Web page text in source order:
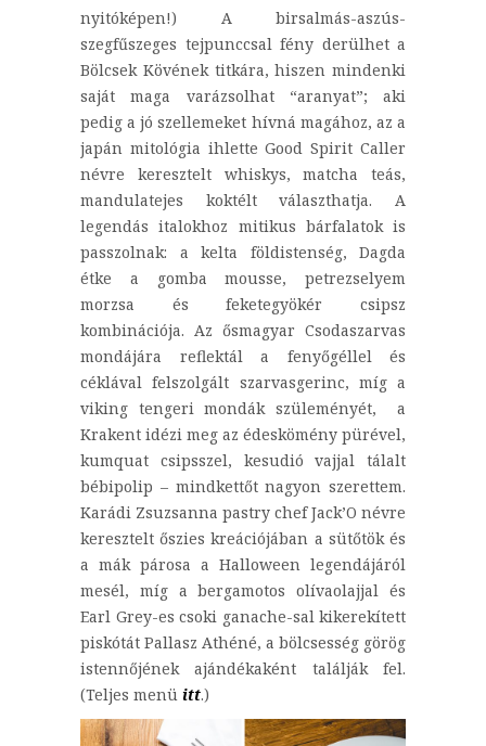
nyitóképen!) A birsalmás-aszús-
szegfűszeges tejpunccsal fény derülhet a
Bölcsek Kövének titkára, hiszen mindenki
saját maga varázsolhat “aranyat”; aki
pedig a jó szellemeket hívná magához, az a
japán mitológia ihlette Good Spirit Caller
névre keresztelt whiskys, matcha teás,
mandulatejes koktélt választhatja. A
legendás italokhoz mitikus bárfalatok is
passzolnak: a kelta földistenség, Dagda
étke a gomba mousse, petrezselyem
morzsa és feketegyökér csipsz
kombinációja. Az ősmagyar Csodaszarvas
mondájára reflektál a fenyőgéllel és
céklával felszolgált szarvasgerinc, míg a
viking tengeri mondák szüleményét, a
Krakent idézi meg az édeskömény pürével,
kumquat csipsszel, kesudió vajjal tálalt
bébipolip – mindkettőt nagyon szerettem.
Karádi Zsuzsanna pastry chef Jack’O névre
keresztelt őszies kreációjában a sütőtök és
a mák párosa a Halloween legendájáról
mesél, míg a bergamotos olívaolajjal és
Earl Grey-es csoki ganache-sal kikerekített
piskótát Pallasz Athéné, a bölcsesség görög
istennőjének ajándékaként találják fel.
(Teljes menü itt.)